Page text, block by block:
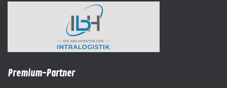
Premium-Partner